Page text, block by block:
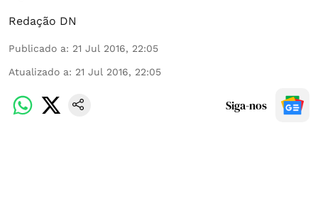
Redação DN
Publicado a: 21 Jul 2016, 22:05
Atualizado a: 21 Jul 2016, 22:05
Siga-nos